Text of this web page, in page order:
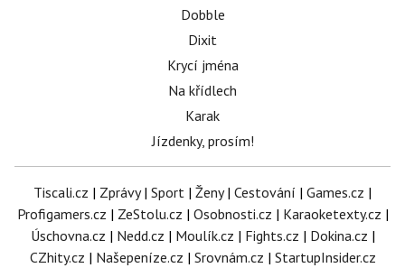
Dobble
Dixit
Krycí jména
Na křídlech
Karak
Jízdenky, prosím!
Tiscali.cz | Zprávy| Sport | Ženy| Cestování | Games.cz |
Profigamers.cz | ZeStolu.cz | Osobnosti.cz | Karaoketexty.cz |
Úschovna.cz | Nedd.cz | Moulík.cz | Fights.cz | Dokina.cz |
CZhity.cz | Našepeníze.cz | Srovnám.cz | StartupInsider.cz